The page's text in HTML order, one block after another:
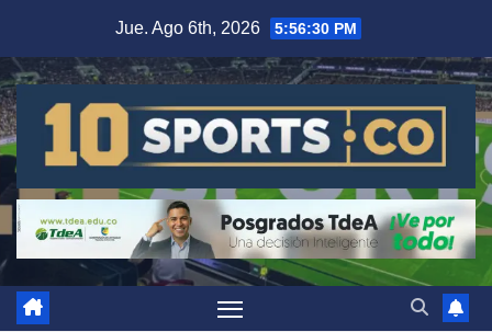
Jue. Ago 6th, 2026 5:56:30 PM